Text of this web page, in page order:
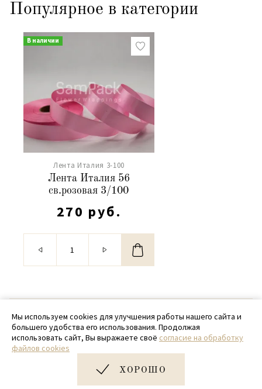
Популярное в категории
В наличии
Лента Италия 3-100
Лента Италия 56
св.розовая 3/100
270 руб.
© 2020 - 2026 SamPack
+ 7 (918) 699-97-87
zakaz@sampack.store
Дизайн и разработка сайта
Мы используем cookies для улучшения работы нашего сайта и
большего удобства его использования. Продолжая
использовать сайт, Вы выражаете своё согласие на обработку
файлов cookies
ХОРОШО